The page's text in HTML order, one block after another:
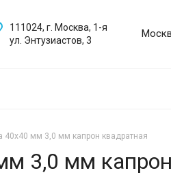
111024, г. Москва, 1-я
ул. Энтузиастов, 3
40х40 мм 3,0 мм капрон квадратная
3,0 мм